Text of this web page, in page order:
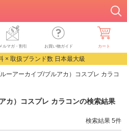
ルマガ・割引 お買い物ガイド カート
× 取扱ブランド数 日本最大級
ーアーカイブ/ブルアカ）コスプレ カラコ
カ）コスプレ カラコンの検索結果
検索結果 5件